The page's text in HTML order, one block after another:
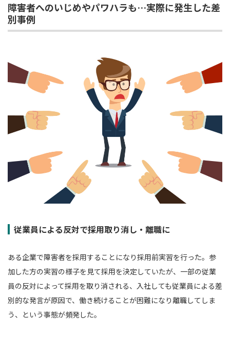
障害者へのいじめやパワハラも…実際に発生した差
別事例
従業員による反対で採用取り消し・離職に
ある企業で障害者を採用することになり採用前実習を行った。参
加した方の実習の様子を見て採用を決定していたが、一部の従業
員の反対によって採用を取り消される、入社しても従業員による差
別的な発言が原因で、働き続けることが困難になり離職してしま
う、という事態が頻発した。